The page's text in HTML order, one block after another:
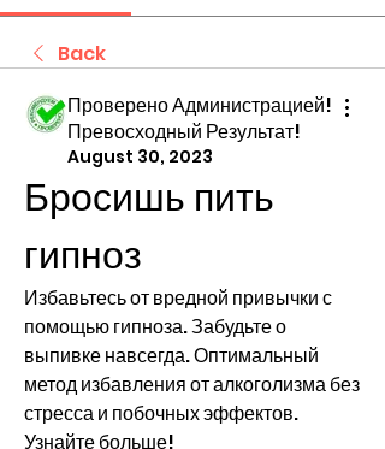
Back
Проверено Администрацией!
Превосходный Результат!
August 30, 2023
Бросишь пить
гипноз
Избавьтесь от вредной привычки с
помощью гипноза. Забудьте о
выпивке навсегда. Оптимальный
метод избавления от алкоголизма без
стресса и побочных эффектов.
Узнайте больше!